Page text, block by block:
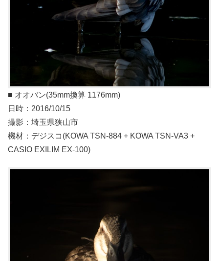
■ オオバン(35mm換算 1176mm)
日時：2016/10/15
撮影：埼玉県狭山市
機材：デジスコ(KOWA TSN-884 + KOWA TSN-VA3 +
CASIO EXILIM EX-100)